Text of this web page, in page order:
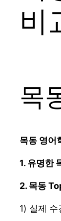
비
목
목동 영어
1. 유명한
2. 목동
1) 실제